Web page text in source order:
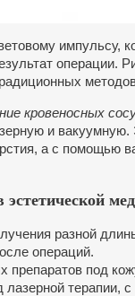
импульсу,
кровеносных
и вакуумную.
а с помощью
разной
операций.
препаратов под
терапии,